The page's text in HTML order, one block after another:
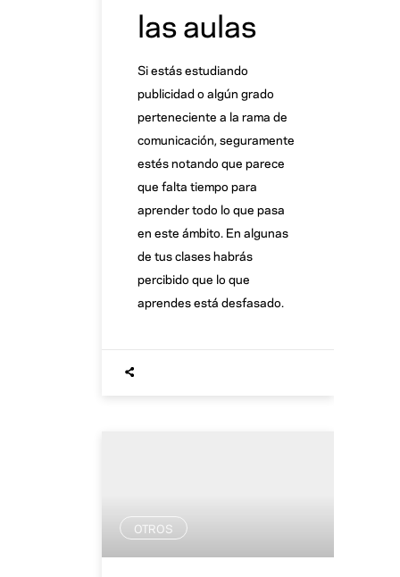
las aulas
Si estás estudiando
publicidad o algún grado
perteneciente a la rama de
comunicación, seguramente
estés notando que parece
que falta tiempo para
aprender todo lo que pasa
en este ámbito. En algunas
de tus clases habrás
percibido que lo que
aprendes está desfasado.
OTROS